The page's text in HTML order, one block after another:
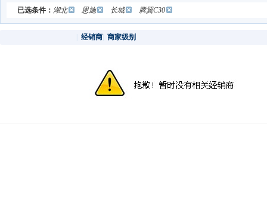
已选条件： 湖北 恩施 长城 腾翼C30
经销商 商家级别